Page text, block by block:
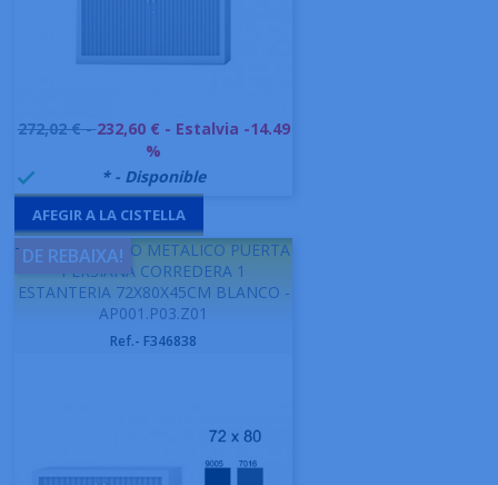
Preu
272,02 € -232,60 € - Estalvia -14.49
%
 * - Disponible
AFEGIR A LA CISTELLA
-GAPSA ARMARIO METALICO PUERTA
PERSIANA CORREDERA 1
ESTANTERIA 72X80X45CM BLANCO -
AP001.P03.Z01
Ref.- F346838
DE REBAIXA!